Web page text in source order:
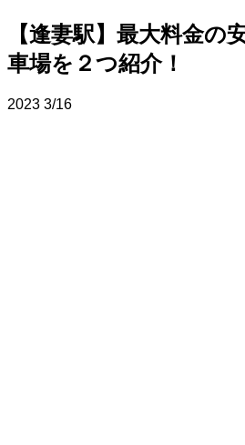
【逢妻駅】最大料金の
車場を２つ紹介！
2023 3/16